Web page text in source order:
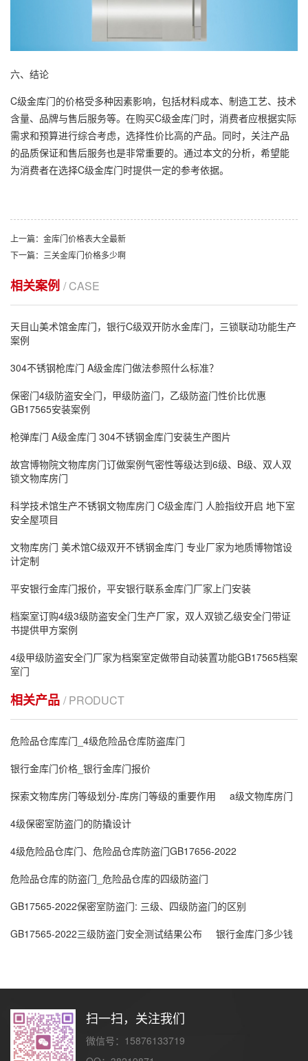
六、结论
C级金库门的价格受多种因素影响，包括材料成本、制造工艺、技术
含量、品牌与售后服务等。在购买C级金库门时，消费者应根据实际
需求和预算进行综合考虑，选择性价比高的产品。同时，关注产品
的品质保证和售后服务也是非常重要的。通过本文的分析，希望能
为消费者在选择C级金库门时提供一定的参考依据。
上一篇：金库门价格表大全最新
下一篇：三关金库门价格多少啊
相关案例 / CASE
天目山美术馆金库门，银行C级双开防水金库门，三锁联动功能生产
案例
304不锈钢枪库门 A级金库门做法参照什么标准？
保密门4级防盗安全门，甲级防盗门，乙级防盗门性价比优惠
GB17565安装案例
枪弹库门 A级金库门 304不锈钢金库门安装生产图片
故宫博物院文物库房门订做案例气密性等级达到6级、B级、双人双
锁文物库房门
科学技术馆生产不锈钢文物库房门 C级金库门 人脸指纹开启 地下室
安全屋项目
文物库房门 美术馆C级双开不锈钢金库门 专业厂家为地质博物馆设
计定制
平安银行金库门报价，平安银行联系金库门厂家上门安装
档案室订购4级3级防盗安全门生产厂家，双人双锁乙级安全门带证
书提供甲方案例
4级甲级防盗安全门厂家为档案室定做带自动装置功能GB17565档案
室门
相关产品 / PRODUCT
危险品仓库库门_4级危险品仓库防盗库门
银行金库门价格_银行金库门报价
探索文物库房门等级划分-库房门等级的重要作用
a级文物库房门
4级保密室防盗门的防撬设计
4级危险品仓库门、危险品仓库防盗门GB17656-2022
危险品仓库的防盗门_危险品仓库的四级防盗门
GB17565-2022保密室防盗门: 三级、四级防盗门的区别
GB17565-2022三级防盗门安全测试结果公布
银行金库门多少钱
扫一扫，关注我们
微信号：15876133719